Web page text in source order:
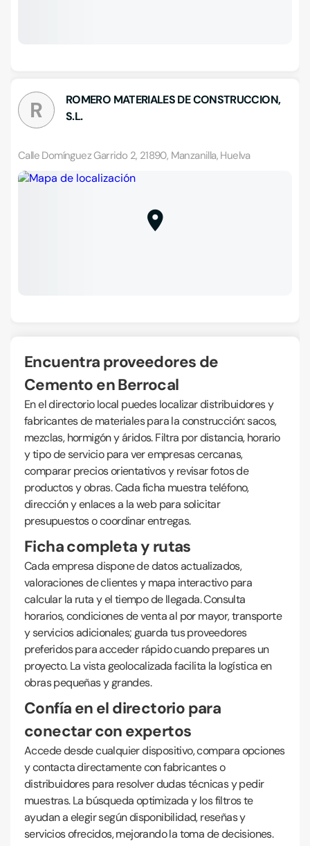
R
ROMERO MATERIALES DE CONSTRUCCION,
S.L.
Calle Domínguez Garrido 2, 21890, Manzanilla, Huelva
Encuentra proveedores de
Cemento en Berrocal
En el directorio local puedes localizar distribuidores y
fabricantes de materiales para la construcción: sacos,
mezclas, hormigón y áridos. Filtra por distancia, horario
y tipo de servicio para ver empresas cercanas,
comparar precios orientativos y revisar fotos de
productos y obras. Cada ficha muestra teléfono,
dirección y enlaces a la web para solicitar
presupuestos o coordinar entregas.
Ficha completa y rutas
Cada empresa dispone de datos actualizados,
valoraciones de clientes y mapa interactivo para
calcular la ruta y el tiempo de llegada. Consulta
horarios, condiciones de venta al por mayor, transporte
y servicios adicionales; guarda tus proveedores
preferidos para acceder rápido cuando prepares un
proyecto. La vista geolocalizada facilita la logística en
obras pequeñas y grandes.
Confía en el directorio para
conectar con expertos
Accede desde cualquier dispositivo, compara opciones
y contacta directamente con fabricantes o
distribuidores para resolver dudas técnicas y pedir
muestras. La búsqueda optimizada y los filtros te
ayudan a elegir según disponibilidad, reseñas y
servicios ofrecidos, mejorando la toma de decisiones.